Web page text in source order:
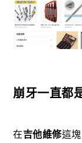
崩牙一直都
在吉他維修這